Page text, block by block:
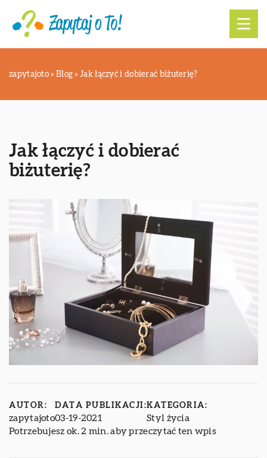
zapytajoto » Blog »Jak łączyć i dobierać biżuterię?
Jak łączyć i dobierać
biżuterię?
AUTOR:
zapytajoto
DATA PUBLIKACJI:
03-19-2021
KATEGORIA:
Styl życia
Potrzebujesz ok. 2 min. aby przeczytać ten wpis